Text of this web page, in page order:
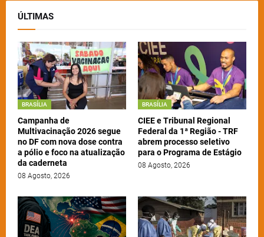
ÚLTIMAS
BRASÍLIA
Campanha de
Multivacinação 2026 segue
no DF com nova dose contra
a pólio e foco na atualização
da caderneta
08 Agosto, 2026
BRASÍLIA
CIEE e Tribunal Regional
Federal da 1ª Região - TRF
abrem processo seletivo
para o Programa de Estágio
08 Agosto, 2026